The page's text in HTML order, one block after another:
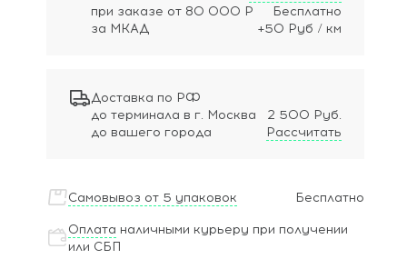
при заказе от 80 000 Р
Бесплатно
за МКАД
+50 Руб / км
Доставка по РФ
до терминала в г. Москва
2 500 Руб.
до вашего города
Рассчитать
Самовывоз от 5 упаковок Бесплатно
Оплата наличными курьеру при получении
или СБП